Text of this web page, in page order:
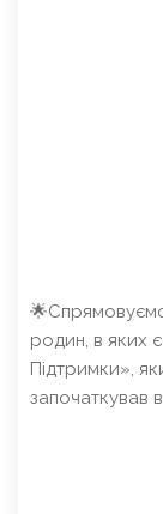
родин, в яких
Підтримки»,
започаткував